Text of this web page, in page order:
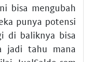
bisa mengubah
punya potensi
di baliknya bisa
jadi tahu mana